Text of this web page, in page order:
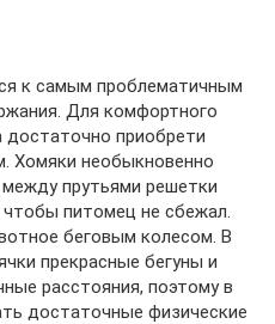
к самым проблематичным
Для комфортного
достаточно приобрети
Хомяки необыкновенно
прутьями решетки
питомец не сбежал.
беговым колесом. В
прекрасные бегуны и
расстояния, поэтому в
достаточные физические